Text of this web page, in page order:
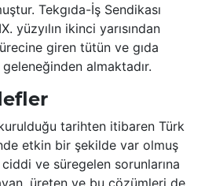
Tekgıda-İş Sendikası
yüzyılın ikinci yarısından
giren tütün ve gıda
almaktadır.
tarihten itibaren Türk
etkin bir şekilde var olmuş
ciddi ve süregelen sorunlarına